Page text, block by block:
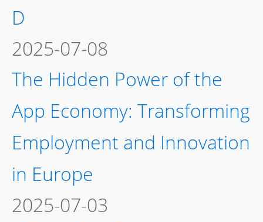
D
2025-07-08
The Hidden Power of the
App Economy: Transforming
Employment and Innovation
in Europe
2025-07-03